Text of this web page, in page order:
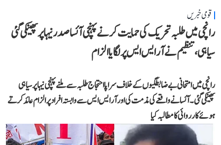
قومی خبریں
رانچی میں طلبہ تحریک کی حمایت کرنے پہنچی آئسا صدر نیہا پر پھینکی گئی
سیاہی، تنظیم نے آر ایس ایس پر لگایا الزام
رانچی میں امتحانی بے ضابطگیوں کے خلاف سراپا احتجاج طلبہ سے ملنے پہنچی نیہا پر سیاہی
پھینکی گئی۔ آئسا نے واقعے کی مذمت کی اور آر ایس ایس سے وابستہ افراد پر الزام عائد کرتے
ہوئے کارروائی کا مطالبہ کیا